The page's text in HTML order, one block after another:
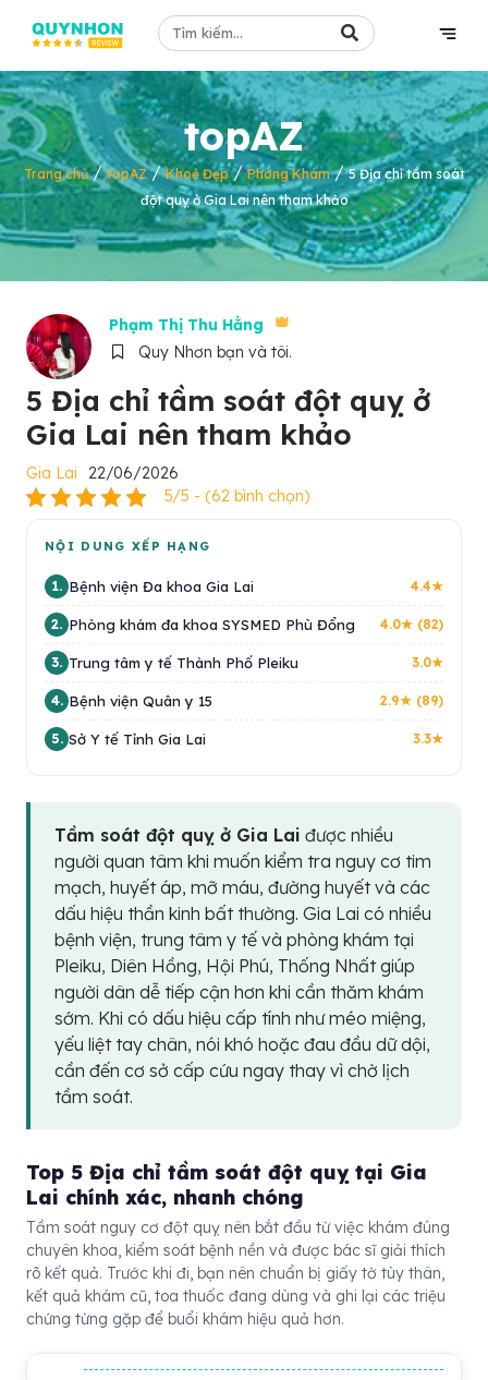
topAZ
Trang chủ/topAZ/Khoẻ Đẹp/Phòng Khám/5 Địa chỉ tầm soát
đột quỵ ở Gia Lai nên tham khảo
Phạm Thị Thu Hằng
Quy Nhơn bạn và tôi.
5 Địa chỉ tầm soát đột quỵ ở
Gia Lai nên tham khảo
Gia Lai
22/06/2026
5/5 - (62 bình chọn)
NỘI DUNG XẾP HẠNG
1. Bệnh viện Đa khoa Gia Lai 4.4★
2. Phòng khám đa khoa SYSMED Phù Đổng 4.0★ (82)
3. Trung tâm y tế Thành Phố Pleiku 3.0★
4. Bệnh viện Quân y 15 2.9★ (89)
5. Sở Y tế Tỉnh Gia Lai 3.3★
Tầm soát đột quỵ ở Gia Lai được nhiều
người quan tâm khi muốn kiểm tra nguy cơ tim
mạch, huyết áp, mỡ máu, đường huyết và các
dấu hiệu thần kinh bất thường. Gia Lai có nhiều
bệnh viện, trung tâm y tế và phòng khám tại
Pleiku, Diên Hồng, Hội Phú, Thống Nhất giúp
người dân dễ tiếp cận hơn khi cần thăm khám
sớm. Khi có dấu hiệu cấp tính như méo miệng,
yếu liệt tay chân, nói khó hoặc đau đầu dữ dội,
cần đến cơ sở cấp cứu ngay thay vì chờ lịch
tầm soát.
Top 5 Địa chỉ tầm soát đột quỵ tại Gia
Lai chính xác, nhanh chóng
Tầm soát nguy cơ đột quỵ nên bắt đầu từ việc khám đúng
chuyên khoa, kiểm soát bệnh nền và được bác sĩ giải thích
rõ kết quả. Trước khi đi, bạn nên chuẩn bị giấy tờ tùy thân,
kết quả khám cũ, toa thuốc đang dùng và ghi lại các triệu
chứng từng gặp để buổi khám hiệu quả hơn.